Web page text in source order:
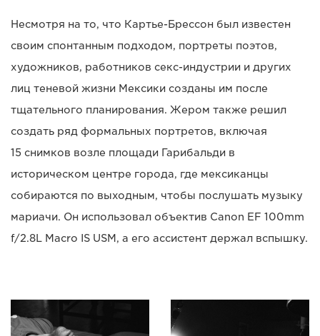
Несмотря на то, что Картье-Брессон был известен
своим спонтанным подходом, портреты поэтов,
художников, работников секс-индустрии и других
лиц теневой жизни Мексики созданы им после
тщательного планирования. Жером также решил
создать ряд формальных портретов, включая
15 снимков возле площади Гарибальди в
историческом центре города, где мексиканцы
собираются по выходным, чтобы послушать музыку
мариачи. Он использовал объектив Canon EF 100mm
f/2.8L Macro IS USM, а его ассистент держал вспышку.